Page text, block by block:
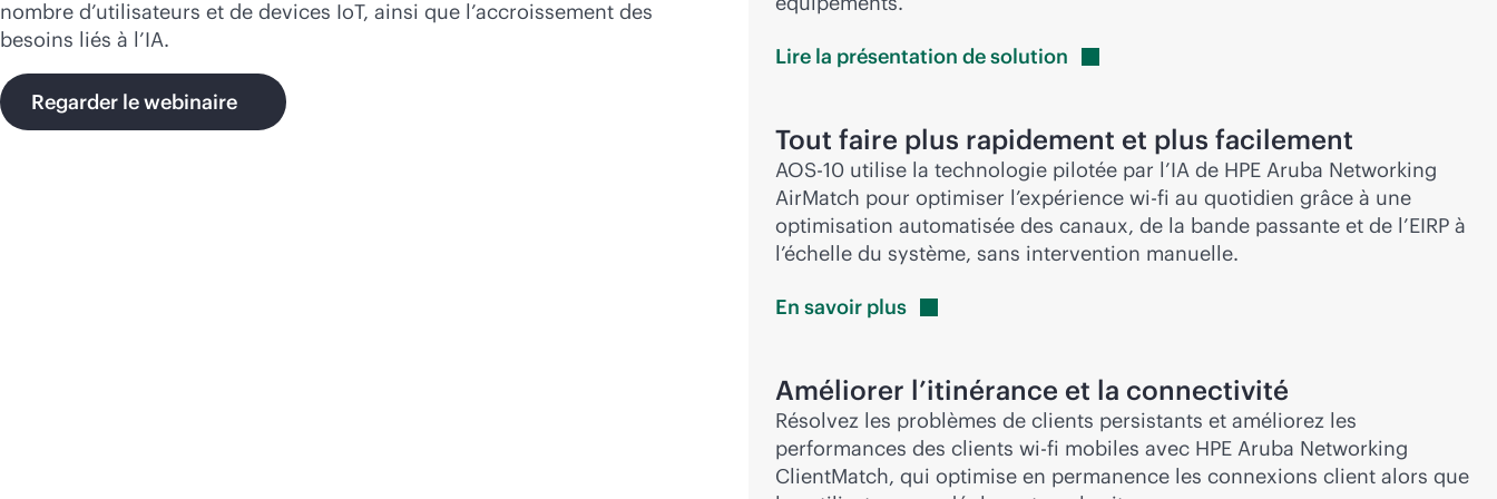
nombre d’utilisateurs et de devices IoT, ainsi que l’accroissement des
besoins liés à l’IA.
Regarder le webinaire
Lire la présentation desolution
Tout faire plus rapidement et plus facilement
AOS-10 utilise la technologie pilotée par l’IA de HPE Aruba Networking
AirMatch pour optimiser l’expérience wi-fi au quotidien grâce à une
optimisation automatisée des canaux, de la bande passante et de l’EIRP à
l’échelle du système, sans intervention manuelle.
En savoir plus
Améliorer l’itinérance et la connectivité
Résolvez les problèmes de clients persistants et améliorez les
performances des clients wi-fi mobiles avec HPE Aruba Networking
ClientMatch, qui optimise en permanence les connexions client alors que